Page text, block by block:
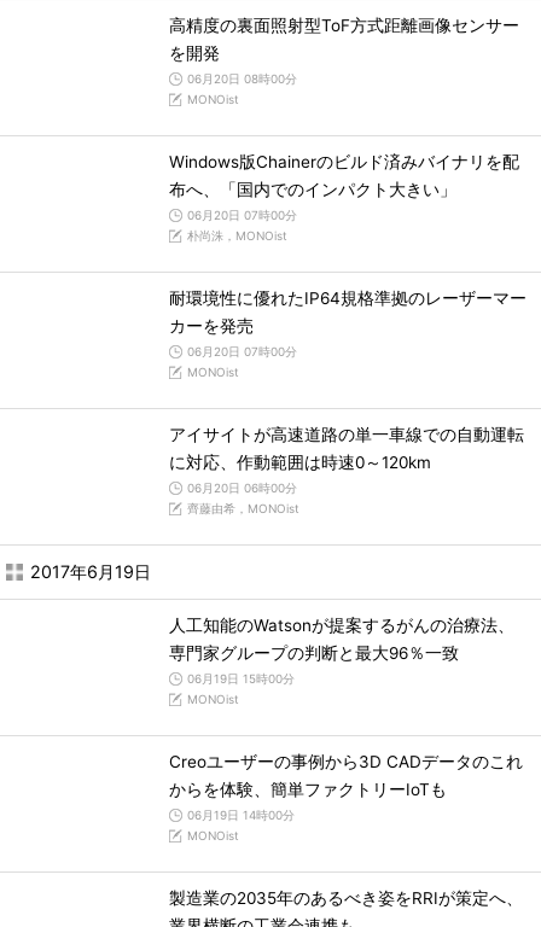
高精度の裏面照射型ToF方式距離画像センサー
を開発
06月20日 08時00分
MONOist
Windows版Chainerのビルド済みバイナリを配
布へ、「国内でのインパクト大きい」
06月20日 07時00分
朴尚洙，MONOist
耐環境性に優れたIP64規格準拠のレーザーマー
カーを発売
06月20日 07時00分
MONOist
アイサイトが高速道路の単一車線での自動運転
に対応、作動範囲は時速0～120km
06月20日 06時00分
齊藤由希，MONOist
2017年6月19日
人工知能のWatsonが提案するがんの治療法、
専門家グループの判断と最大96％一致
06月19日 15時00分
MONOist
Creoユーザーの事例から3D CADデータのこれ
からを体験、簡単ファクトリーIoTも
06月19日 14時00分
MONOist
製造業の2035年のあるべき姿をRRIが策定へ、